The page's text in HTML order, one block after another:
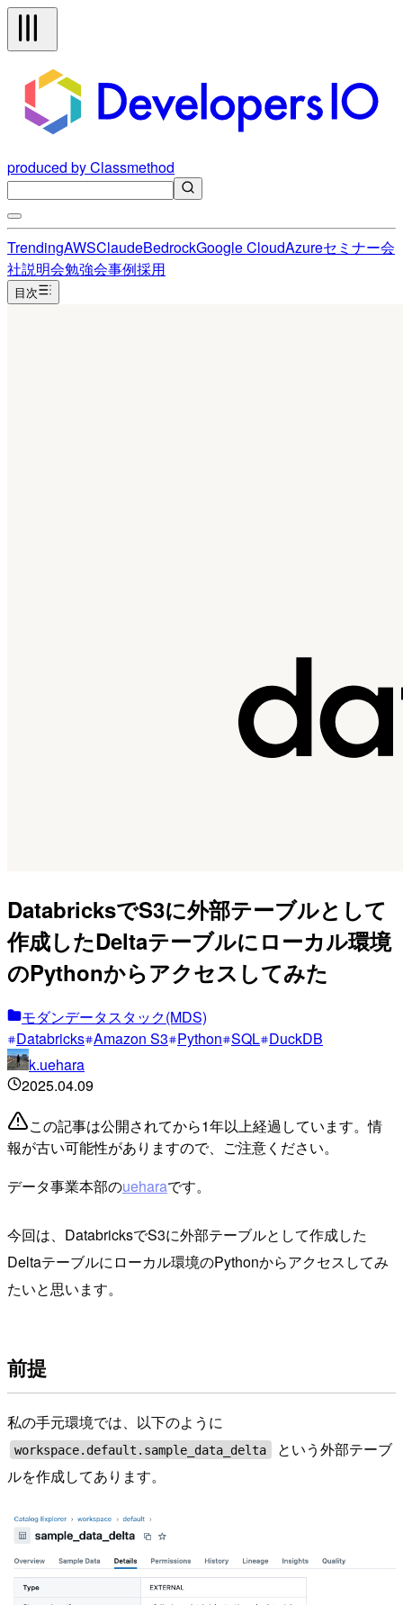
produced by Classmethod
TrendingAWSClaudeBedrockGoogle CloudAzureセミナー会
社説明会勉強会事例採用
目次
DatabricksでS3に外部テーブルとして
作成したDeltaテーブルにローカル環境
のPythonからアクセスしてみた
モダンデータスタック(MDS)
Databricks Amazon S3 Python SQL DuckDB
k.uehara
2025.04.09
この記事は公開されてから1年以上経過しています。情
報が古い可能性がありますので、ご注意ください。
データ事業本部のueharaです。
今回は、DatabricksでS3に外部テーブルとして作成した
Deltaテーブルにローカル環境のPythonからアクセスしてみ
たいと思います。
前提
私の手元環境では、以下のように
workspace.default.sample_data_delta
という外部テーブ
ルを作成してあります。